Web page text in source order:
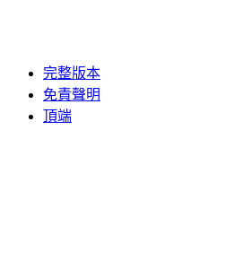
完整版本
免責聲明
頂端